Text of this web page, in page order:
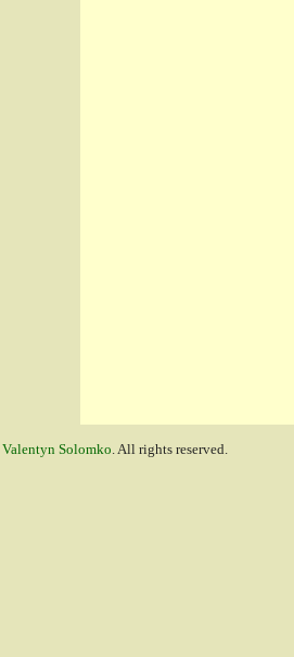
Valentyn Solomko. All rights reserved.